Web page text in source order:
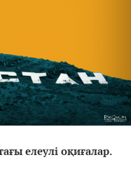
елеулі оқиғалар.